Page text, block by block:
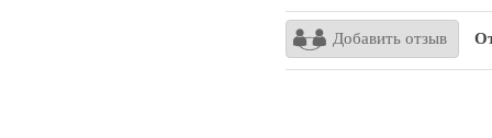
Добавить отзыв